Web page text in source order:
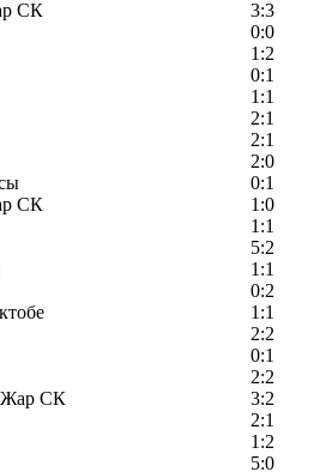
СК
3:3
0:0
1:2
0:1
1:1
2:1
2:1
2:0
0:1
СК
1:0
1:1
5:2
1:1
0:2
1:1
2:2
0:1
2:2
Жар СК
3:2
2:1
1:2
5:0